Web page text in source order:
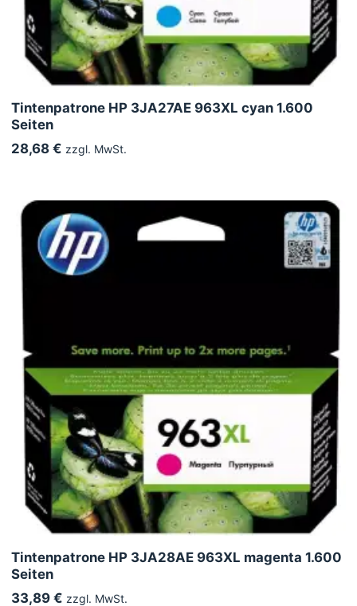
Tintenpatrone HP 3JA27AE 963XL cyan 1.600
Seiten
28,68 € zzgl. MwSt.
Tintenpatrone HP 3JA28AE 963XL magenta 1.600
Seiten
33,89 € zzgl. MwSt.